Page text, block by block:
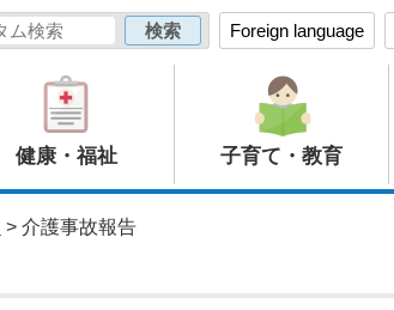
Foreign language
健康・福祉 子育て・教育
> 介護事故報告